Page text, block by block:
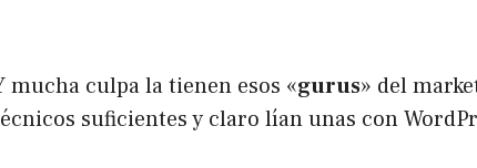
mucha culpa la tienen esos «gurus» del
suficientes y claro lían unas con